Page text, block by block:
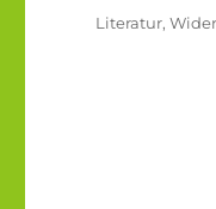
Schlagwörter
Literatur,